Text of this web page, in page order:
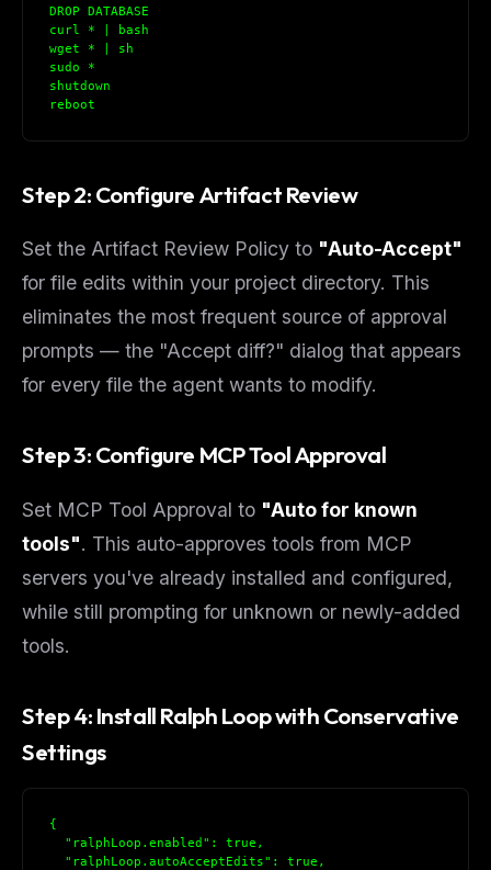
DROP DATABASE
curl * | bash
wget * | sh
sudo *
shutdown
reboot
Step 2: Configure Artifact Review
Set the Artifact Review Policy to "Auto-Accept"
for file edits within your project directory. This
eliminates the most frequent source of approval
prompts — the "Accept diff?" dialog that appears
for every file the agent wants to modify.
Step 3: Configure MCP Tool Approval
Set MCP Tool Approval to "Auto for known
tools". This auto-approves tools from MCP
servers you've already installed and configured,
while still prompting for unknown or newly-added
tools.
Step 4: Install Ralph Loop with Conservative
Settings
{
"ralphLoop.enabled": true,
"ralphLoop.autoAcceptEdits": true,